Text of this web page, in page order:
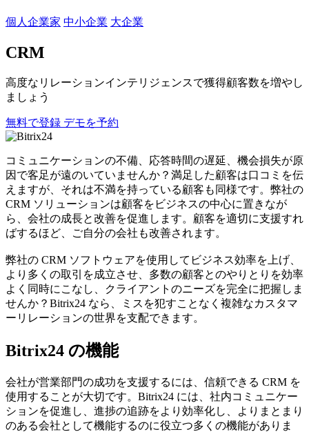
個人企業家 中小企業 大企業
CRM
高度なリレーションインテリジェンスで獲得顧客数を増やし
ましょう
無料で登録 デモを予約
コミュニケーションの不備、応答時間の遅延、機会損失が原
因で客足が遠のいていませんか？満足した顧客は口コミを伝
えますが、それは不満を持っている顧客も同様です。弊社の
CRM ソリューションは顧客をビジネスの中心に置きなが
ら、会社の成長と改善を促進します。顧客を適切に支援すれ
ばするほど、ご自分の会社も改善されます。
弊社の CRM ソフトウェアを使用してビジネス効率を上げ、
より多くの取引を成立させ、多数の顧客とのやりとりを効率
よく同時にこなし、クライアントのニーズを完全に把握しま
せんか？Bitrix24 なら、ミスを犯すことなく複雑なカスタマ
ーリレーションの世界を支配できます。
Bitrix24 の機能
会社が営業部門の成功を支援するには、信頼できる CRM を
使用することが大切です。Bitrix24 には、社内コミュニケー
ションを促進し、進捗の追跡をより効率化し、よりまとまり
のある会社として機能するのに役立つ多くの機能がありま